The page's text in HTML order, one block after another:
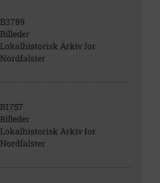
B3789
Billeder
Lokalhistorisk Arkiv for
Nordfalster
B1757
Billeder
Lokalhistorisk Arkiv for
Nordfalster